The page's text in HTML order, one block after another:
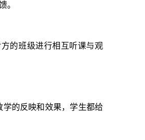
。
的班级进行相互听课与观
的反映和效果，学生都给